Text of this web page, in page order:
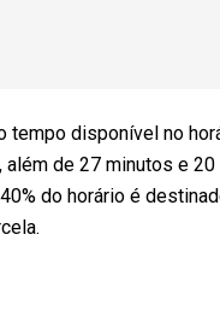
tempo disponível no
além de 27 minutos e
do horário é